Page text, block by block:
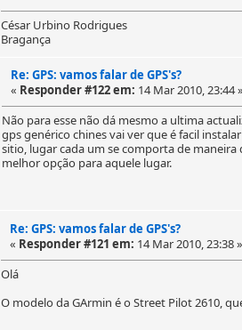
César Urbino Rodrigues
Bragança
Re: GPS: vamos falar de GPS's?
« Responder #122 em: 14 Mar 2010, 23:44
Não para esse não dá mesmo a ultima
gps genérico chines vai ver que é facil
sitio, lugar cada um se comporta de
melhor opção para aquele lugar.
Re: GPS: vamos falar de GPS's?
« Responder #121 em: 14 Mar 2010, 23:38 »
Olá
O modelo da GArmin é o Street Pilot 2610,